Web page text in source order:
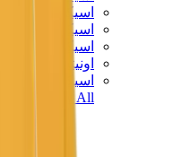
اسيكس جل-NYC
اسيكس GT-2160
اسيكس جل-1130
اونيتسوكا تايغر
اسيكس جل-
View All